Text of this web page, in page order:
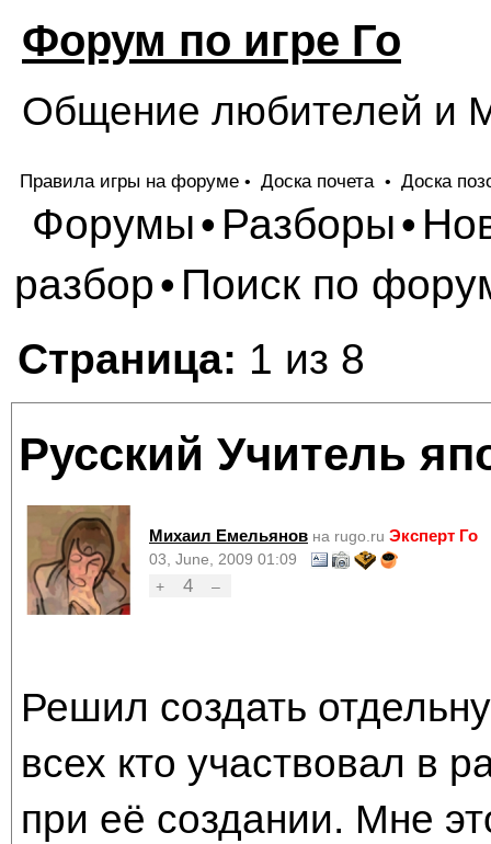
Форум по игре Го
Общение любителей и
Правила игры на форуме • Доска почета • Доска
Форумы• Разборы•
разбор• Поиск по
Страница: 1 из 8
Русский Учитель
Михаил Емельянов на rugo.ru Эксперт Го
03, June, 2009 01:09
+
4 –
Решил создать
всех кто участвовал в
при её создании. Мне